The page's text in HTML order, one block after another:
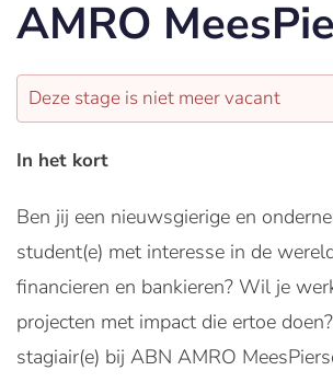
AMRO
Deze stage is niet meer vacant
In het kort
Ben jij een nieuwsgierige en
student(e) met interesse in de
financieren en bankieren? Wil je
projecten met impact die ertoe
stagiair(e) bij ABN AMRO